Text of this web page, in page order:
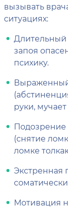
вызывать
ситуациях:
Длительный
запоя
психику.
руки,
Подозрение
(снятие
ломке
Экстренная
Мотивация